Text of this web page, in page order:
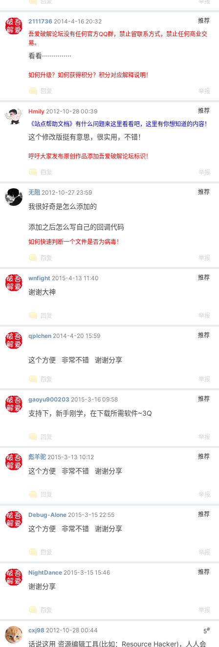
推荐
2111736 2014-4-16 20:32
吾爱破解论坛没有任何官方QQ群，禁止留联系方式，禁止任何商业交
易。
看看···············
如何升级？如何获得积分？积分对应解释说明！
回复 举报
推荐
Hmily 2012-10-28 00:39
《站点帮助文档》有什么问题来这里看看吧，这里有你想知道的内容！
这个修改版挺有意思，很实用，不错！
呼吁大家发布原创作品添加吾爱破解论坛标识！
回复 举报
推荐
无阻 2012-10-27 23:59
我很好奇是怎么添加的
添加之后怎么写自己的回调代码
如何快速判断一个文件是否为病毒！
回复 举报
推荐
wnfight 2015-4-13 11:40
谢谢大神
回复 举报
推荐
qplchen 2014-4-20 15:59
这个方便 非常不错 谢谢分享
回复 举报
推荐
gaoyu900203 2015-3-16 09:58
支持下，新手刚学，在下载所需软件~3Q
回复 举报
推荐
彪羊驼 2015-3-13 10:12
这个方便 非常不错 谢谢分享
回复 举报
推荐
Debug-Alone 2015-3-15 22:55
这个方便 非常不错 谢谢分享
回复 举报
推荐
NightDance 2015-3-15 15:46
谢谢分享
回复 举报
5#
cxj98 2012-10-28 00:44
话说这用 资源编辑工具(比如：Resource Hacker)，人人会